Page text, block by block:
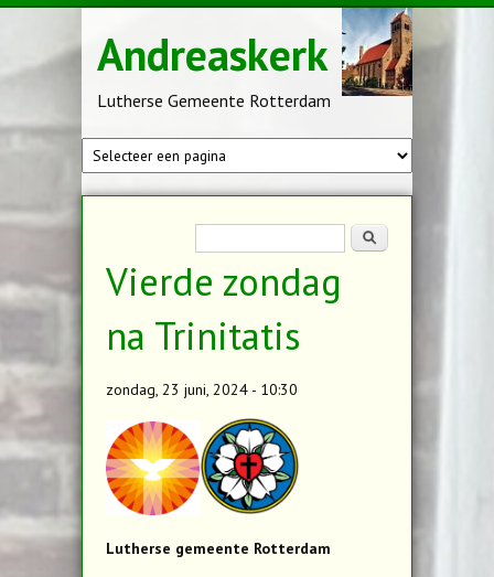
Andreaskerk
Lutherse Gemeente Rotterdam
Zoeken
Vierde zondag
na Trinitatis
zondag, 23 juni, 2024 - 10:30
Lutherse gemeente Rotterdam